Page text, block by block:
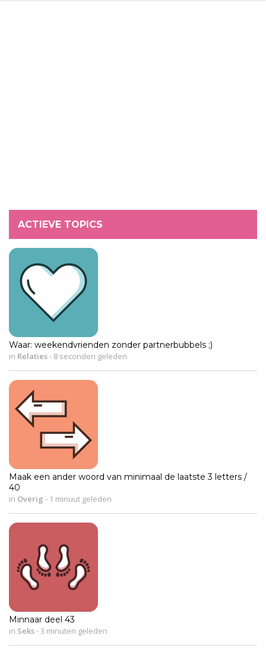
ACTIEVE TOPICS
Waar: weekendvrienden zonder partnerbubbels ;)
in Relaties- 8 seconden geleden
Maak een ander woord van minimaal de laatste 3 letters /
40
in Overig - 1 minuut geleden
Minnaar deel 43
in Seks-3 minuten geleden